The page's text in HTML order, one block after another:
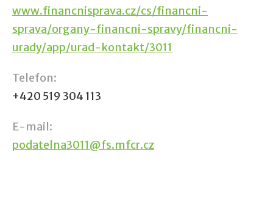
www.financnisprava.cz/cs/financni-
sprava/organy-financni-spravy/financni-
urady/app/urad-kontakt/3011
Telefon:
+420 519 304 113
E-mail:
podatelna3011@fs.mfcr.cz